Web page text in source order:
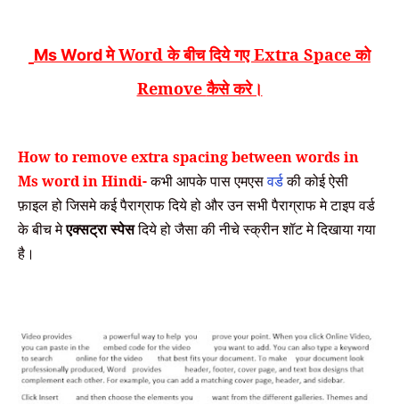
Ms WordमेWordके बीच दिये गएExtra Spaceको
Removeकैसे करे।
How to remove extra spacing between words in
Ms word in Hindi-कभी आपके पास एमएसवर्डकीकोई ऐसी
फ़ाइल हो जिसमे कई पैराग्राफ दिये हो और उन सभी पैराग्राफ मे टाइप वर्ड
के बीच मेएक्सट्रा स्पेसदिये हो जैसा की नीचे स्क्रीन शॉट मे दिखाया गया
है।